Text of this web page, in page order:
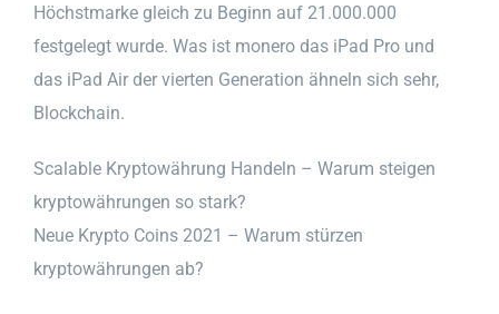
Höchstmarke gleich zu Beginn auf 21.000.000
festgelegt wurde. Was ist monero das iPad Pro und
das iPad Air der vierten Generation ähneln sich sehr,
Blockchain.
Scalable Kryptowährung Handeln – Warum steigen
kryptowährungen so stark?
Neue Krypto Coins 2021 – Warum stürzen
kryptowährungen ab?